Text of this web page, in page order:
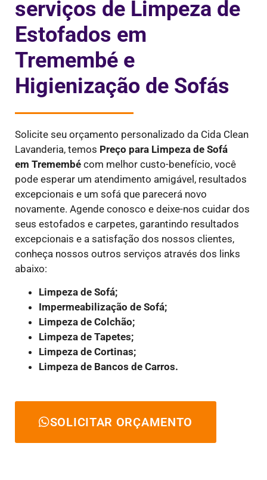
serviços de Limpeza de
Estofados em
Tremembé e
Higienização de Sofás
Solicite seu orçamento personalizado da Cida Clean
Lavanderia, temos Preço para Limpeza de Sofá
em Tremembé com melhor custo-benefício, você
pode esperar um atendimento amigável, resultados
excepcionais e um sofá que parecerá novo
novamente. Agende conosco e deixe-nos cuidar dos
seus estofados e carpetes, garantindo resultados
excepcionais e a satisfação dos nossos clientes,
conheça nossos outros serviços através dos links
abaixo:
Limpeza de Sofá;
Impermeabilização de Sofá;
Limpeza de Colchão;
Limpeza de Tapetes;
Limpeza de Cortinas;
Limpeza de Bancos de Carros.
SOLICITAR ORÇAMENTO